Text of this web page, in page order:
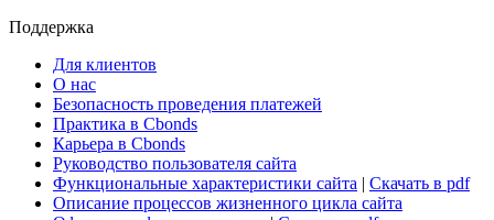
Поддержка
Для клиентов
О нас
Безопасность проведения платежей
Практика в Cbonds
Карьера в Cbonds
Руководство пользователя сайта
Функциональные характеристики сайта | Скачать в pdf
Описание процессов жизненного цикла сайта